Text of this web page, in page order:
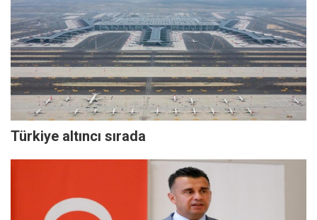
Türkiye altıncı sırada